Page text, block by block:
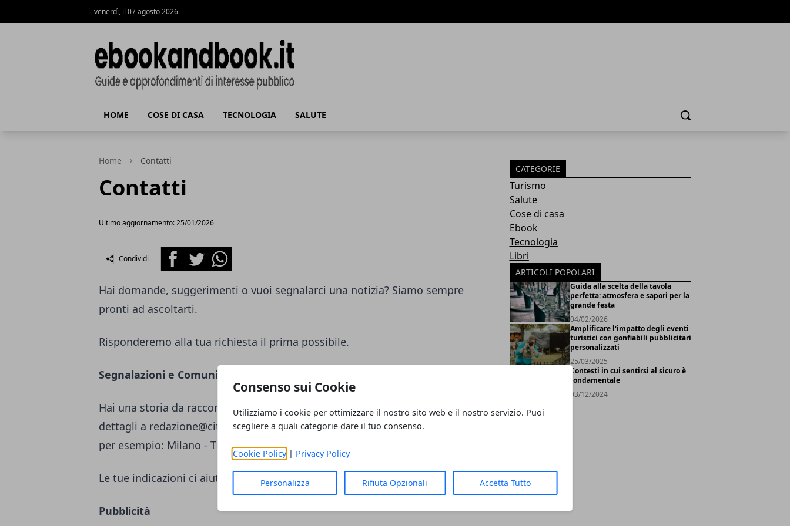
Consenso sui Cookie
Utilizziamo i cookie per ottimizzare il nostro sito web e il nostro servizio. Puoi
scegliere a quali categorie dare il tuo consenso.
Cookie Policy| Privacy Policy
Personalizza Rifiuta Opzionali Accetta Tutto
venerdì, il 07 agosto 2026
HOME COSE DI CASA TECNOLOGIA SALUTE Cerca
Home Contatti
Contatti
Ultimo aggiornamento: 25/01/2026
Condividi FacebookTwitterWhatsapp
Hai domande, suggerimenti o vuoi segnalarci una notizia? Siamo sempre
pronti ad ascoltarti.
Risponderemo alla tua richiesta il prima possibile.
Segnalazioni e Comunicati stampa
Hai una storia da raccontare o un evento da segnalare? Inviaci tutti i
dettagli a redazione@citta365.itcon oggetto "Nome Citta - Segnalazione"
per esempio: Milano - Titolo Segnalazione.
Le tue indicazioni ci aiutano a mantenere il sito sempre aggiornato.
Pubblicità
CATEGORIE
Turismo
Salute
Cose di casa
Ebook
Tecnologia
Libri
ARTICOLI POPOLARI
Guida alla scelta della tavola
perfetta: atmosfera e sapori per la
grande festa
04/02/2026
Amplificare l'impatto degli eventi
turistici con gonfiabili pubblicitari
personalizzati
25/03/2025
Contesti in cui sentirsi al sicuro è
fondamentale
03/12/2024